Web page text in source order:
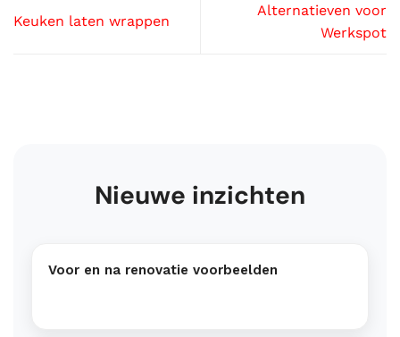
Keuken laten wrappen
Alternatieven voor
Werkspot
Nieuwe inzichten
Voor en na renovatie voorbeelden